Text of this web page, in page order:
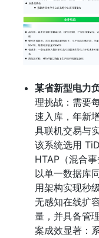
某省新型电力
理挑战：需要
速入库，年新
具联机交易与
该系统选用
HTAP（混合
以单一数据库
用架构实现秒
无感知在线扩
量，并具备管
案成效显著：